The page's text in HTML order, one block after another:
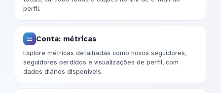
perfil.
Conta: métricas
Explore métricas detalhadas como novos seguidores,
seguidores perdidos e visualizações de perfil, com
dados diários disponíveis.